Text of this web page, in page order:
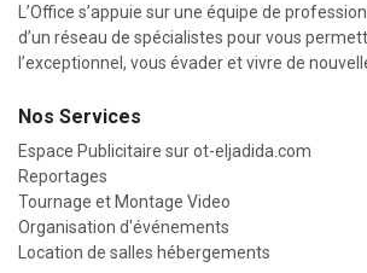
L’Office s’appuie sur une équipe de
d’un réseau de spécialistes pour vous
l’exceptionnel, vous évader et vivre de
Nos Services
Espace Publicitaire surot-eljadida.com
Reportages
Tournage et Montage Video
Organisation d'événements
Location de salles hébergements